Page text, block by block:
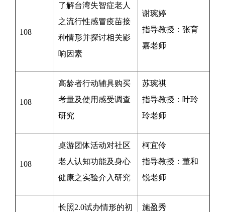
108
了解台湾失智症老人
之流行性感冒疫苗接
种情形并探讨相关影
响因素
谢琬婷
指导教授： 张育
嘉老师
108
高龄者行动辅具购买
考量及使用感受调查
研究
苏琬祺
指导教授： 叶玲
玲老师
108
桌游团体活动对社区
老人认知功能及身心
健康之实验介入研究
柯宜伶
指导教授： 董和
锐老师
长照2.0试办情形的初
施盈秀